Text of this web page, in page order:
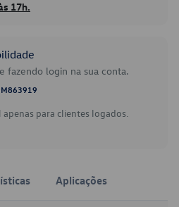
17h.
fazendo login na sua conta.
para clientes logados.
Aplicações